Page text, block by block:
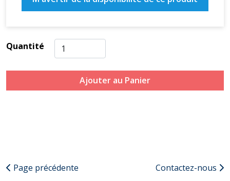
Quantité
Ajouter au Panier
Page précédente Contactez-nous